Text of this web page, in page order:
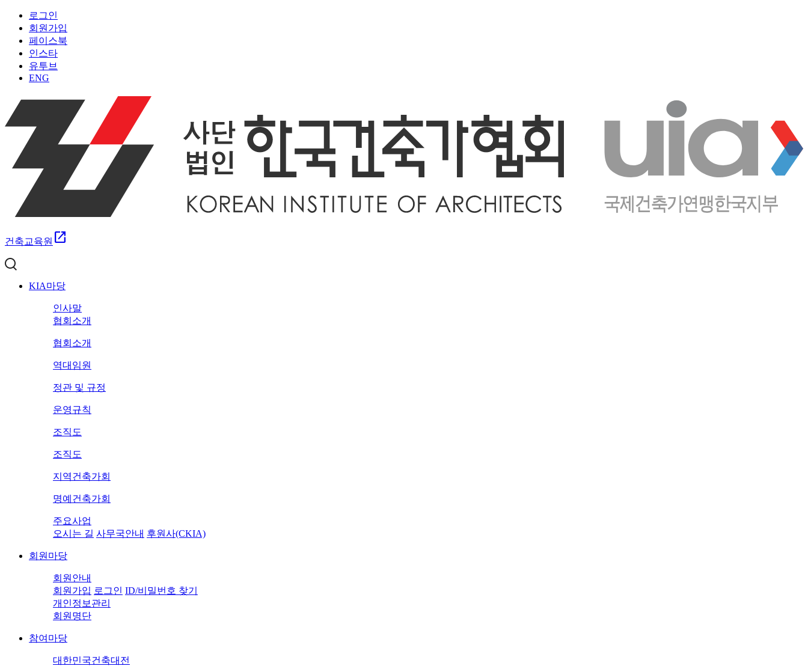
로그인
회원가입
페이스북
인스타
유투브
ENG
건축교육원 open_in_new
KIA마당
인사말
협회소개
협회소개
역대임원
정관 및 규정
운영규칙
조직도
조직도
지역건축가회
명예건축가회
주요사업
오시는 길 사무국안내 후원사(CKIA)
회원마당
회원안내
회원가입 로그인 ID/비밀번호 찾기
개인정보관리
회원명단
참여마당
대한민국건축대전